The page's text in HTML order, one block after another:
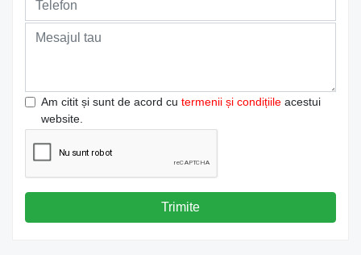
Am citit și sunt de acord cu termenii și condițiile acestui
website.
Trimite